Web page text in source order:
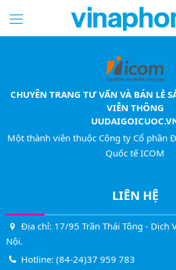
CHUYÊN TRANG TƯ VẤN VÀ BÁN LẺ
VIỄN THÔNG
Một thành viên thuộc Công ty Cổ phần
Quốc tế ICOM
LIÊN HỆ
Địa chỉ: 17/95 Trần Thái Tông - Dịch
Nội.
Hotline: (84-24)37 959 783